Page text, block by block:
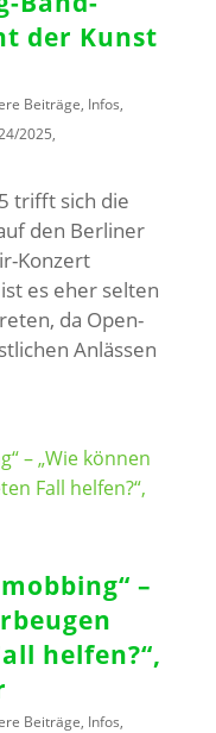
der Kunst
Beiträge, Infos,
2025,
trifft sich die
den Berliner
Konzert
es eher selten
da Open-
Anlässen
–
helfen?“,
Beiträge, Infos,